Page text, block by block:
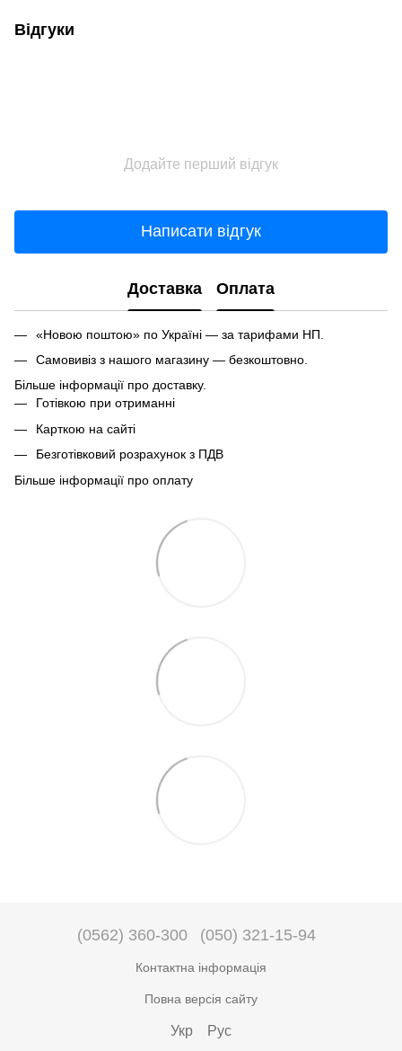
Відгуки
Додайте перший відгук
Написати відгук
Доставка Оплата
«Новою поштою» по Україні — за тарифами НП.
Самовивіз з нашого магазину — безкоштовно.
Більше інформації про доставку.
Готівкою при отриманні
Карткою на сайті
Безготівковий розрахунок з ПДВ
Більше інформації про оплату
(0562) 360-300 (050) 321-15-94
Контактна інформація
Повна версія сайту
Укр Рус